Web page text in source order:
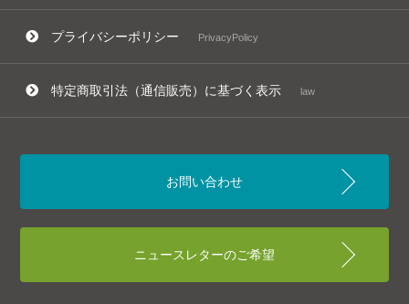
プライバシーポリシー PrivacyPolicy
特定商取引法（通信販売）に基づく表示 law
お問い合わせ
ニュースレターのご希望